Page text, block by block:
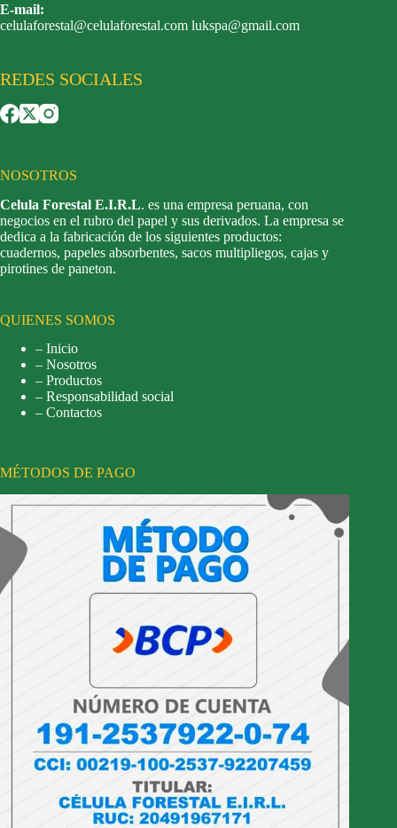
E-mail:
celulaforestal@celulaforestal.com lukspa@gmail.com
REDES SOCIALES
NOSOTROS
Celula Forestal E.I.R.L. es una empresa peruana, con
negocios en el rubro del papel y sus derivados. La empresa se
dedica a la fabricación de los siguientes productos:
cuadernos, papeles absorbentes, sacos multipliegos, cajas y
pirotines de paneton.
QUIENES SOMOS
– Inicio
– Nosotros
– Productos
– Responsabilidad social
– Contactos
MÉTODOS DE PAGO